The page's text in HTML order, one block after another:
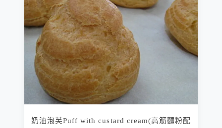
奶油泡芙Puff with custard cream(高筋麵粉配